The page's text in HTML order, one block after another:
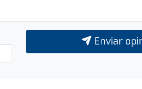
Enviar